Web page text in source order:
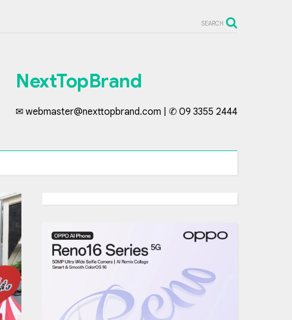
SEARCH
NextTopBrand
✉ webmaster@nexttopbrand.com | ✆ 09 3355 2444